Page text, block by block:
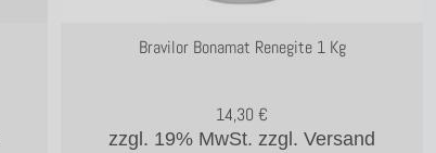
Bravilor Bonamat Renegite 1 Kg
zzgl. 19% MwSt. zzgl. Versand
14,30 €